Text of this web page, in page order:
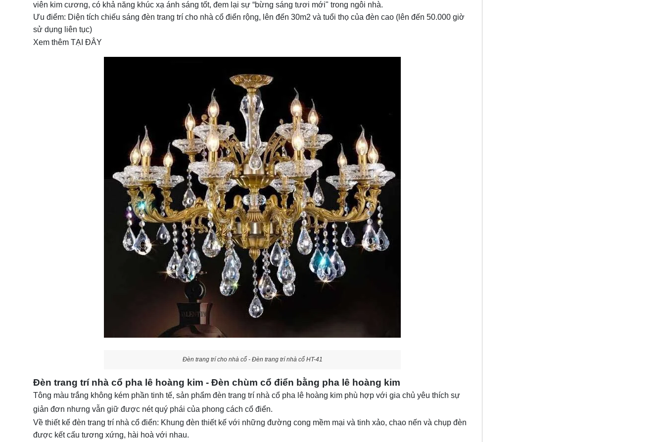
viên kim cương, có khả năng khúc xạ ánh sáng tốt, đem lại sự “bừng sáng tươi mới" trong ngôi nhà.
Ưu điểm: Diện tích chiếu sáng đèn trang trí cho nhà cổ điển rộng, lên đến 30m2 và tuổi thọ của đèn cao (lên đến 50.000 giờ
sử dụng liên tục)
Xem thêm TẠI ĐÂY
Đèn trang trí cho nhà cổ - Đèn trang trí nhà cổ HT-41
Đèn trang trí nhà cổ pha lê hoàng kim - Đèn chùm cổ điển bằng pha lê hoàng kim
Tông màu trắng không kém phần tinh tế, sản phẩm đèn trang trí nhà cổ pha lê hoàng kim phù hợp với gia chủ yêu thích sự
giản đơn nhưng vẫn giữ được nét quý phái của phong cách cổ điển.
Về thiết kế đèn trang trí nhà cổ điển: Khung đèn thiết kế với những đường cong mềm mại và tinh xảo, chao nến và chụp đèn
được kết cấu tương xứng, hài hoà với nhau.